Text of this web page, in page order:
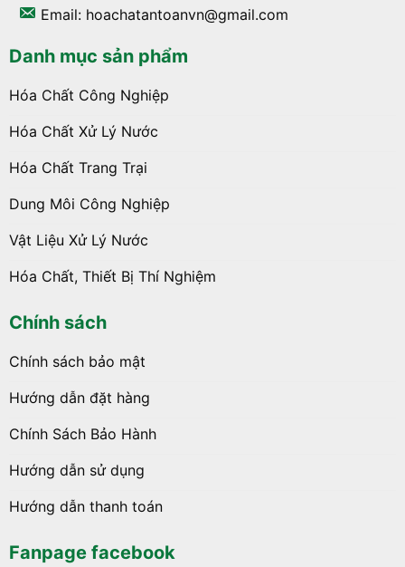
Email: hoachatantoanvn@gmail.com
Danh mục sản phẩm
Hóa Chất Công Nghiệp
Hóa Chất Xử Lý Nước
Hóa Chất Trang Trại
Dung Môi Công Nghiệp
Vật Liệu Xử Lý Nước
Hóa Chất, Thiết Bị Thí Nghiệm
Chính sách
Chính sách bảo mật
Hướng dẫn đặt hàng
Chính Sách Bảo Hành
Hướng dẫn sử dụng
Hướng dẫn thanh toán
Fanpage facebook